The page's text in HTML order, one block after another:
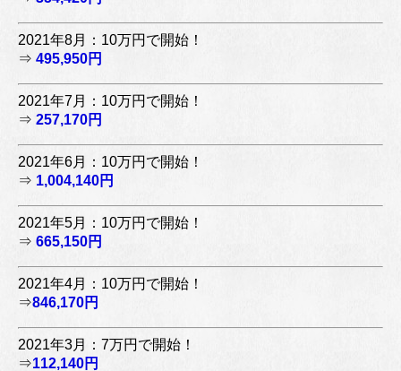
2021年8月：10万円で開始！
⇒ 495,950円
2021年7月：10万円で開始！
⇒ 257,170円
2021年6月：10万円で開始！
⇒ 1,004,140円
2021年5月：10万円で開始！
⇒ 665,150円
2021年4月：10万円で開始！
⇒846,170円
2021年3月：7万円で開始！
⇒112,140円